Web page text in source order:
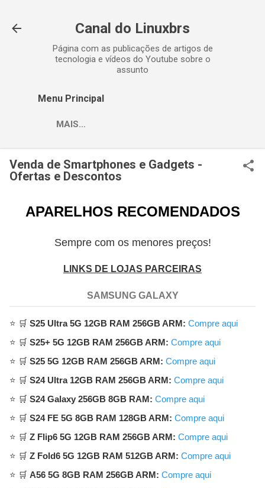
Canal do Linuxbrs
Página com as publicações de artigos de
tecnologia e vídeos do Youtube sobre o
assunto
Menu Principal
MAIS…
Venda de Smartphones e Gadgets -
Ofertas e Descontos
APARELHOS RECOMENDADOS
Sempre com os menores preços!
LINKS DE LOJAS PARCEIRAS
SAMSUNG GALAXY
⭐ 🛒 S25 Ultra 5G 12GB RAM 256GB ARM: Compre aqui
⭐ 🛒 S25+ 5G 12GB RAM 256GB ARM: Compre aqui
⭐ 🛒 S25 5G 12GB RAM 256GB ARM: Compre aqui
⭐ 🛒 S24 Ultra 12GB RAM 256GB ARM: Compre aqui
⭐ 🛒 S24 Galaxy 256GB 8GB RAM: Compre aqui
⭐ 🛒 S24 FE 5G 8GB RAM 128GB ARM: Compre aqui
⭐ 🛒 Z Flip6 5G 12GB RAM 256GB ARM: Compre aqui
⭐ 🛒 Z Fold6 5G 12GB RAM 512GB ARM: Compre aqui
⭐ 🛒 A56 5G 8GB RAM 256GB ARM: Compre aqui